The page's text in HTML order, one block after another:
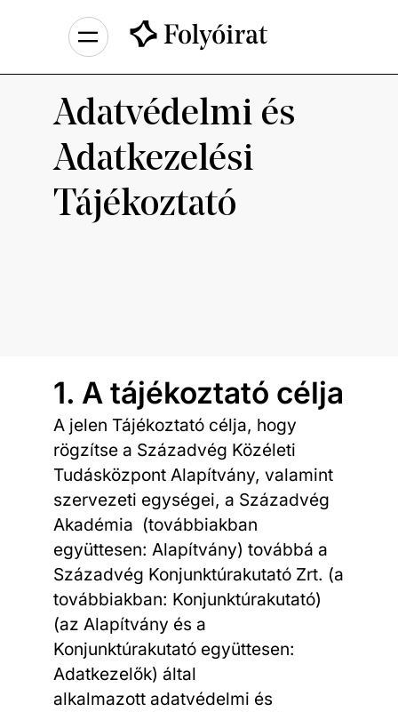
Adatvédelmi és
Adatkezelési
Tájékoztató
1. A tájékoztató célja
A jelen Tájékoztató célja, hogy
rögzítse a Századvég Közéleti
Tudásközpont Alapítvány, valamint
szervezeti egységei, a Századvég
Akadémia (továbbiakban
együttesen: Alapítvány) továbbá a
Századvég Konjunktúrakutató Zrt. (a
továbbiakban: Konjunktúrakutató)
(az Alapítvány és a
Konjunktúrakutató együttesen:
Adatkezelők) által
alkalmazott adatvédelmi és